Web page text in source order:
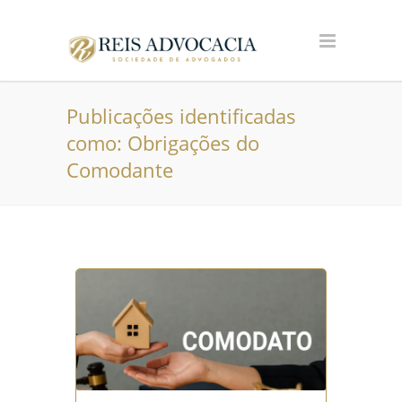
Publicações identificadas
como: Obrigações do
Comodante